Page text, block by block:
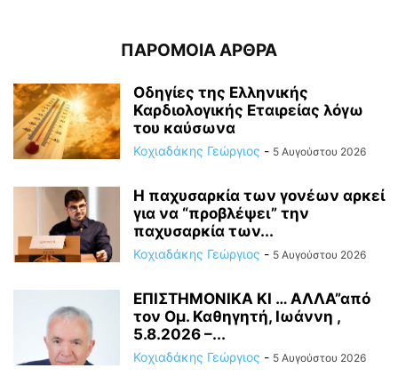
ΠΑΡΟΜΟΙΑ ΑΡΘΡΑ
Οδηγίες της Ελληνικής
Καρδιολογικής Εταιρείας λόγω
του καύσωνα
Κοχιαδάκης Γεώργιος - 5 Αυγούστου 2026
Η παχυσαρκία των γονέων αρκεί
για να “προβλέψει” την
παχυσαρκία των...
Κοχιαδάκης Γεώργιος - 5 Αυγούστου 2026
ΕΠΙΣΤΗΜΟΝΙΚΑ ΚΙ … ΑΛΛΑ”από
τον Ομ. Καθηγητή, Ιωάννη ,
5.8.2026 –...
Κοχιαδάκης Γεώργιος - 5 Αυγούστου 2026